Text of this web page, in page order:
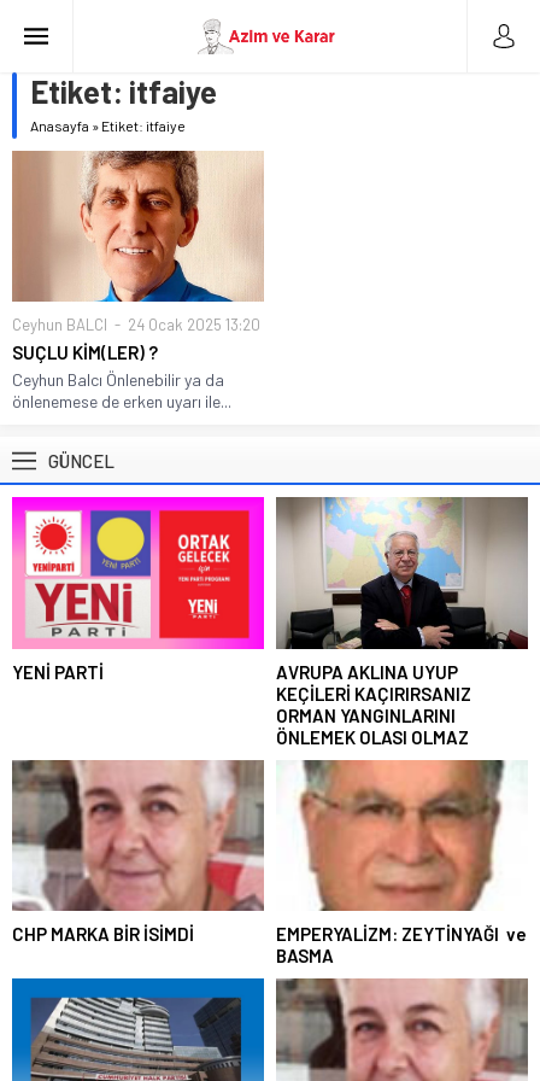
Etiket: itfaiye
Anasayfa » Etiket: itfaiye
Ceyhun BALCI 24 Ocak 2025 13:20
SUÇLU KİM(LER) ?
Ceyhun Balcı Önlenebilir ya da
önlenemese de erken uyarı ile...
GÜNCEL
YENİ PARTİ
AVRUPA AKLINA UYUP
KEÇİLERİ KAÇIRIRSANIZ
ORMAN YANGINLARINI
ÖNLEMEK OLASI OLMAZ
CHP MARKA BİR İSİMDİ
EMPERYALİZM: ZEYTİNYAĞI ve
BASMA